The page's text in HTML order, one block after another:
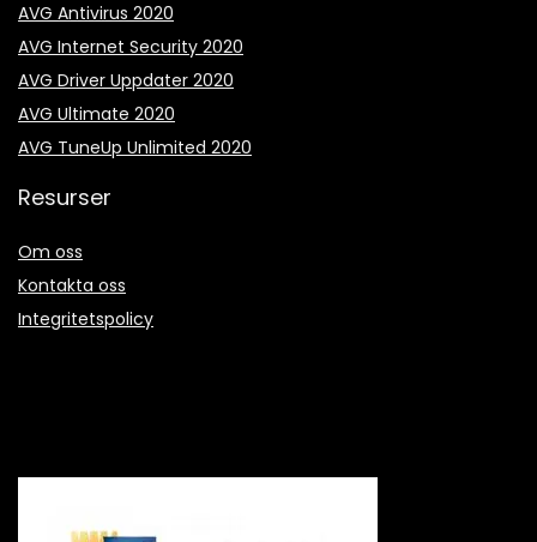
AVG Antivirus 2020
AVG Internet Security 2020
AVG Driver Uppdater 2020
AVG Ultimate 2020
AVG TuneUp Unlimited 2020
Resurser
Om oss
Kontakta oss
Integritetspolicy